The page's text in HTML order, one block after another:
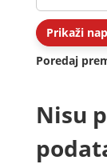
Prikaži
Poredaj
Nisu